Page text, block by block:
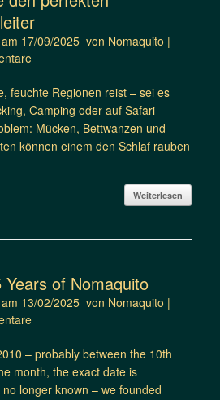
17/09/2025 von Nomaquito |
feuchte Regionen reist – sei es
Camping oder auf Safari –
Mücken, Bettwanzen und
können einem den Schlaf rauben
Weiterlesen
Years of Nomaquito
13/02/2025 von Nomaquito |
– probably between the 10th
month, the exact date is
longer known – we founded